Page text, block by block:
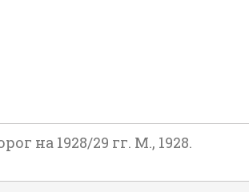
на 1928/29 гг. М., 1928.